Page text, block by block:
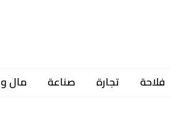
فلاحة تجارة صناعة مال